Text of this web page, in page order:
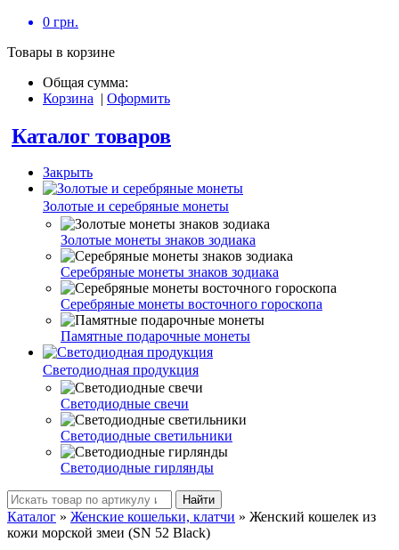
0 грн.
Товары в корзине
Общая сумма:
Корзина | Оформить
Каталог товаров
Закрыть
Золотые и серебряные монеты
Золотые монеты знаков зодиака
Серебряные монеты знаков зодиака
Серебряные монеты восточного гороскопа
Памятные подарочные монеты
Светодиодная продукция
Светодиодные свечи
Светодиодные светильники
Светодиодные гирлянды
Найти
Каталог » Женские кошельки, клатчи » Женский кошелек из
кожи морской змеи (SN 52 Black)